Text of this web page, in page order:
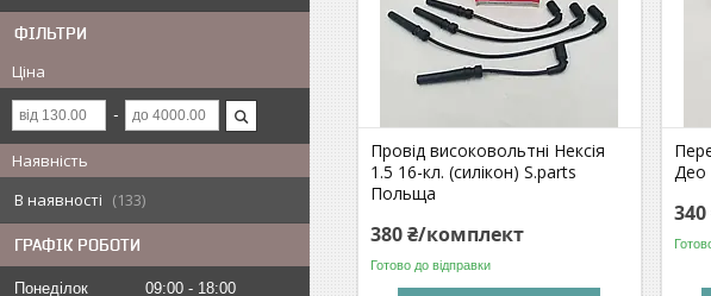
ФІЛЬТРИ
Ціна
Наявність
В наявності
133
ГРАФІК РОБОТИ
Понеділок 09:00
18:00
Провід високовольтні Нексія
1.5 16-кл. (силікон) S.parts
Польща
380 ₴/комплект
Готово до відправки
Део
340